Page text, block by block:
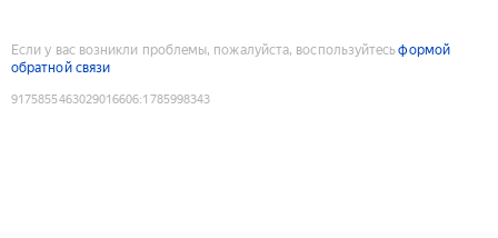
Если у вас возникли проблемы, пожалуйста, воспользуйтесьформой
обратной связи
9175855463029016606:1785998343